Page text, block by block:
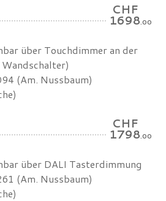
CHF
1698.00
über Touchdimmer an der
(Am. Nussbaum)
CHF
1798.00
über DALI Tasterdimmung
(Am. Nussbaum)